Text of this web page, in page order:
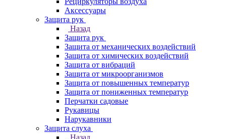
Аксессуары
Защита рук
Назад
Защита рук
Защита от механических воздействий
Защита от химических воздействий
Защита от вибраций
Защита от микроорганизмов
Защита от повышенных температур
Защита от пониженных температур
Перчатки садовые
Рукавицы
Нарукавники
Защита слуха
Назад